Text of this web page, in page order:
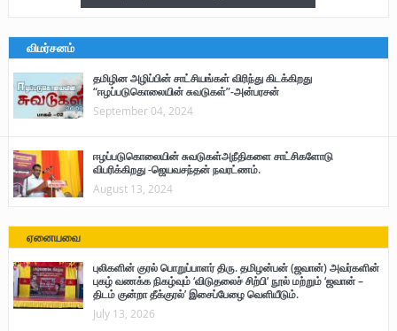
விமர்சனம்
தமிழின அழிப்பின் சாட்சியங்கள் விரிந்து கிடக்கிறது
“ஈழப்படுகொலையின் சுவடுகள்”-அன்பரசன்
September 04, 2024
ஈழப்படுகொலையின் சுவடுகள்அநீதிகளை சாட்சிகளோடு
விபரிக்கிறது -ஜெயவசந்தன் நவரட்ணம்.
August 13, 2024
ஏனையவை
புலிகளின் குரல் பொறுப்பாளர் திரு. தமிழன்பன் (ஜவான்) அவர்களின்
புகழ் வணக்க நிகழ்வும் ‘விடுதலைச் சிற்பி’ நூல் மற்றும் ‘ஜவான் –
திடம் குன்றா தீக்குரல்’ இசைப்பேழை வெளியீடும்.
July 13, 2026